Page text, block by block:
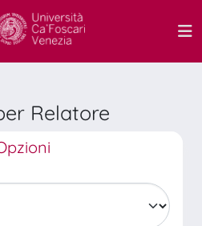
Relatore